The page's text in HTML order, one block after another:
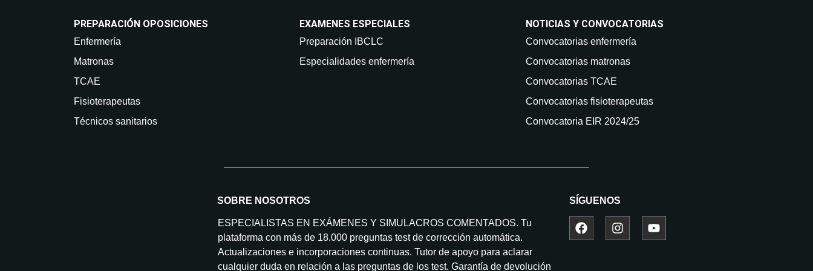
PREPARACIÓN OPOSICIONES
Enfermería
Matronas
TCAE
Fisioterapeutas
Técnicos sanitarios
EXAMENES ESPECIALES
Preparación IBCLC
Especialidades enfermería
NOTICIAS Y CONVOCATORIAS
Convocatorias enfermería
Convocatorias matronas
Convocatorias TCAE
Convocatorias fisioterapeutas
Convocatoria EIR 2024/25
SOBRE NOSOTROS
ESPECIALISTAS EN EXÁMENES Y SIMULACROS COMENTADOS. Tu
plataforma con más de 18.000 preguntas test de corrección automática.
Actualizaciones e incorporaciones continuas. Tutor de apoyo para aclarar
cualquier duda en relación a las preguntas de los test. Garantía de devolución
SÍGUENOS